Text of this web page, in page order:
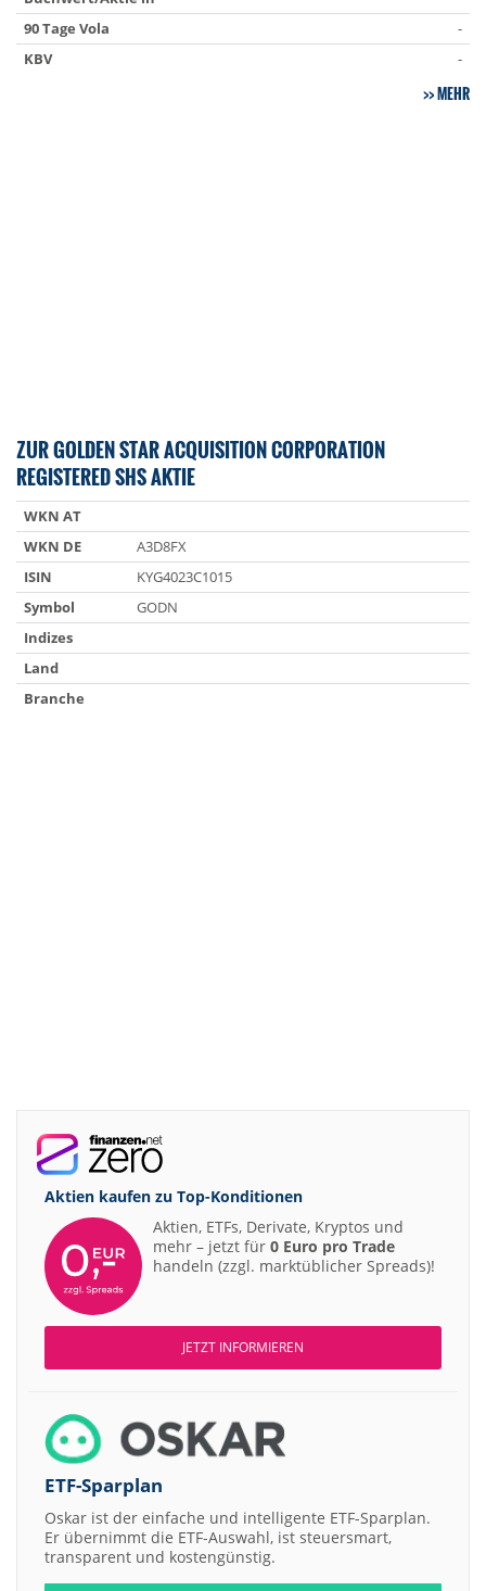
90 Tage Vola
-
KBV
-
MEHR
ZUR GOLDEN STAR ACQUISITION CORPORATION
REGISTERED SHS AKTIE
WKN AT
WKN DE
A3D8FX
ISIN
KYG4023C1015
Symbol
GODN
Indizes
Land
Branche
Aktien kaufen zu Top-Konditionen
Aktien, ETFs, Derivate, Kryptos und
mehr – jetzt für 0 Euro pro Trade
handeln (zzgl. marktüblicher Spreads)!
JETZT INFORMIEREN
ETF-Sparplan
Oskar ist der einfache und intelligente ETF-Sparplan.
Er übernimmt die ETF-Auswahl, ist steuersmart,
transparent und kostengünstig.